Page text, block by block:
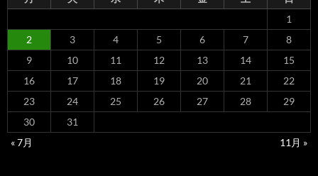
1
2
3 4 5 6 7
8
9
10 11 12 13 14
15
16
17 18 19 20 21
22
23
24 25 26 27 28
29
30
31
« 7月
11月 »